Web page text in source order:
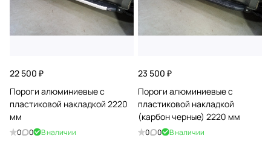
22 500 ₽
Пороги алюминиевые с
пластиковой накладкой 2220
мм
0 0 В наличии
23 500 ₽
Пороги алюминиевые с
пластиковой накладкой
(карбон черные) 2220 мм
0 0 В наличии